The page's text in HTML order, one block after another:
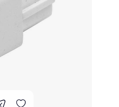
محصولات اپراتورهای همراه
تــــــــجـــهــــیـزات جــــــانـبـی
انــــــــــــدرویــد بـــــــــاکــــس